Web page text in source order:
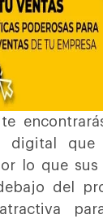
digital que
lo que sus
del